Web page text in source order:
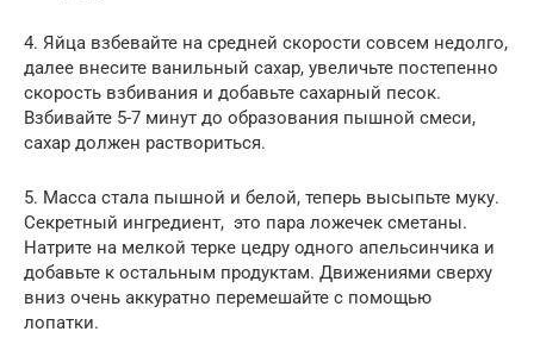
4. Яйца взбевайте на средней скорости совсем недолго,
далее внесите ванильный сахар, увеличьте постепенно
скорость взбивания и добавьте сахарный песок.
Взбивайте 5-7 минут до образования пышной смеси,
сахар должен раствориться.
5. Масса стала пышной и белой, теперь высыпьте муку.
Секретный ингредиент, это пара ложечек сметаны.
Натрите на мелкой терке цедру одного апельсинчика и
добавьте к остальным продуктам. Движениями сверху
вниз очень аккуратно перемешайте с помощью
лопатки.